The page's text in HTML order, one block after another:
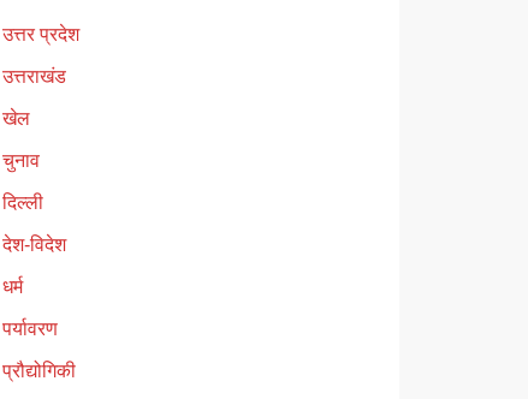
उत्तर प्रदेश
उत्तराखंड
खेल
चुनाव
दिल्ली
देश-विदेश
धर्म
पर्यावरण
प्रौद्योगिकी